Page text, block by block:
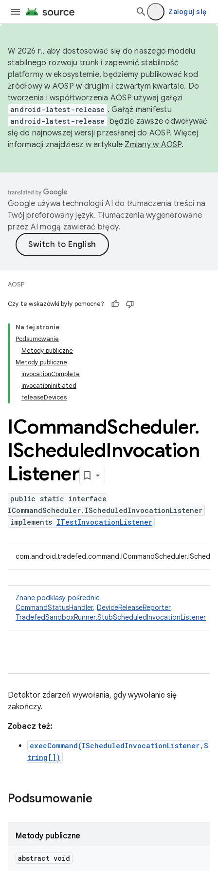
Zaloguj się
W 2026 r., aby dostosować się do naszego modelu
stabilnego rozwoju trunk i zapewnić stabilność
platformy w ekosystemie, będziemy publikować kod
źródłowy w AOSP w drugim i czwartym kwartale. Do
tworzenia i współtworzenia AOSP używaj gałęzi
android-latest-release . Gałąź manifestu
android-latest-release będzie zawsze odwoływać
się do najnowszej wersji przesłanej do AOSP. Więcej
informacji znajdziesz w artykule Zmiany w AOSP.
Google używa technologii AI do tłumaczenia treści na
Twój preferowany język. Tłumaczenia wygenerowane
przez AI mogą zawierać błędy.
AOSP
Czy te wskazówki były pomocne?
Na tej stronie
Podsumowanie
Metody publiczne
Metody publiczne
invocationComplete
invocationInitiated
releaseDevices
ICommandScheduler.
IScheduledInvocation
Listener
public static interface
ICommandScheduler.IScheduledInvocationListener
implements ITestInvocationListener
Znane podklasy pośrednie
CommandStatusHandler, DeviceReleaseReporter,
TradefedSandboxRunner.StubScheduledInvocationListener
Detektor zdarzeń wywołania, gdy wywołanie się
zakończy.
Zobacz też:
execCommand(IScheduledInvocationListener,S
tring[])
Podsumowanie
Metody publiczne
abstract void